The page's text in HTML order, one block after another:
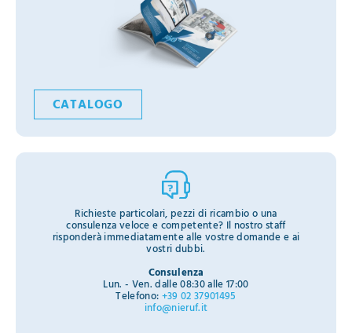
CATALOGO
Richieste particolari, pezzi di ricambio o una
consulenza veloce e competente? Il nostro staff
risponderà immediatamente alle vostre domande e ai
vostri dubbi.
Consulenza
Lun. - Ven. dalle 08:30 alle 17:00
Telefono:+39 02 37901495
info@nieruf.it